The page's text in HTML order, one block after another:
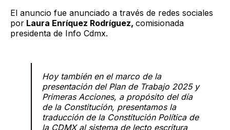
El anuncio fue anunciado a través de redes sociales
por Laura Enríquez Rodríguez, comisionada
presidenta de Info Cdmx.
Hoy también en el marco de la
presentación del Plan de Trabajo 2025 y
Primeras Acciones, a propósito del día
de la Constitución, presentamos la
traducción de la Constitución Política de
la CDMX al sistema de lecto escritura